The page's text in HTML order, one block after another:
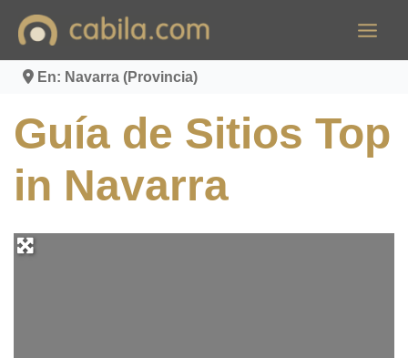
contenido
En: Navarra (Provincia)
Guía de Sitios Top
in Navarra